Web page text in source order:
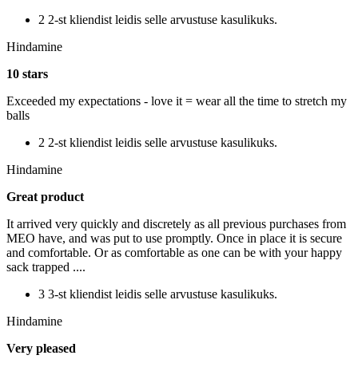
2 2-st kliendist leidis selle arvustuse kasulikuks.
Hindamine
10 stars
Exceeded my expectations - love it = wear all the time to stretch my
balls
2 2-st kliendist leidis selle arvustuse kasulikuks.
Hindamine
Great product
It arrived very quickly and discretely as all previous purchases from
MEO have, and was put to use promptly. Once in place it is secure
and comfortable. Or as comfortable as one can be with your happy
sack trapped ....
3 3-st kliendist leidis selle arvustuse kasulikuks.
Hindamine
Very pleased